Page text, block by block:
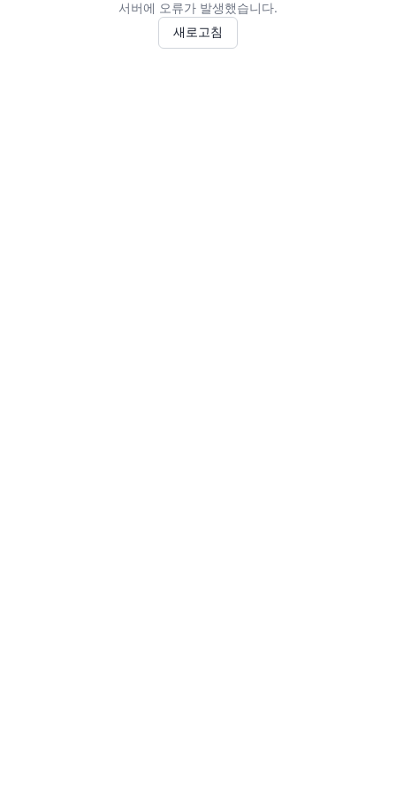
서버에 오류가 발생했습니다.
새로고침